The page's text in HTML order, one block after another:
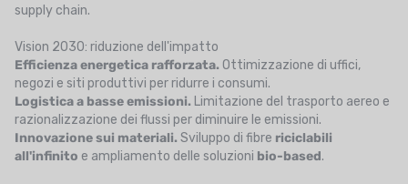
supply chain.
Vision 2030: riduzione dell'impatto
Efficienza energetica rafforzata. Ottimizzazione di uffici,
negozi e siti produttivi per ridurre i consumi.
Logistica a basse emissioni. Limitazione del trasporto aereo e
razionalizzazione dei flussi per diminuire le emissioni.
Innovazione sui materiali. Sviluppo di fibre riciclabili
all'infinito e ampliamento delle soluzioni bio-based.